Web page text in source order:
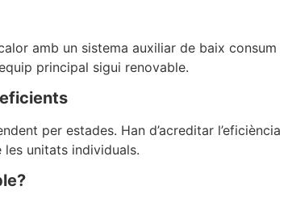
amb un sistema auxiliar de baix consum
principal sigui renovable.
per estades. Han d’acreditar l’eficiència
unitats individuals.